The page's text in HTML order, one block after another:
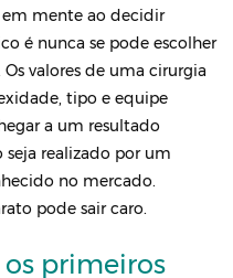
em mente ao decidir
é nunca se pode escolher
valores de uma cirurgia
tipo e equipe
a um resultado
seja realizado por um
no mercado.
pode sair caro.
primeiros